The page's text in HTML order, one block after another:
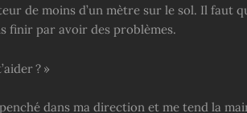
de moins d’un mètre sur le sol. Il faut
finir par avoir des problèmes.
? »
dans ma direction et me tend la